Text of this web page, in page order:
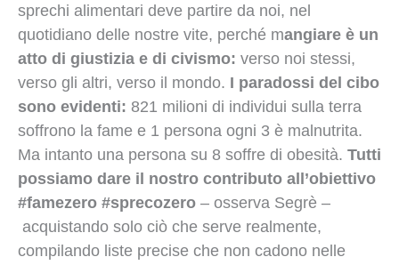
sprechi alimentari deve partire da noi, nel
quotidiano delle nostre vite, perché mangiare è un
atto di giustizia e di civismo: verso noi stessi,
verso gli altri, verso il mondo. I paradossi del cibo
sono evidenti: 821 milioni di individui sulla terra
soffrono la fame e 1 persona ogni 3 è malnutrita.
Ma intanto una persona su 8 soffre di obesità. Tutti
possiamo dare il nostro contributo all’obiettivo
#famezero #sprecozero – osserva Segrè –
acquistando solo ciò che serve realmente,
compilando liste precise che non cadono nelle